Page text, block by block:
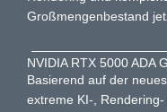
Großmengenbestand
NVIDIA RTX 5000 ADA
Basierend auf der
extreme KI-,